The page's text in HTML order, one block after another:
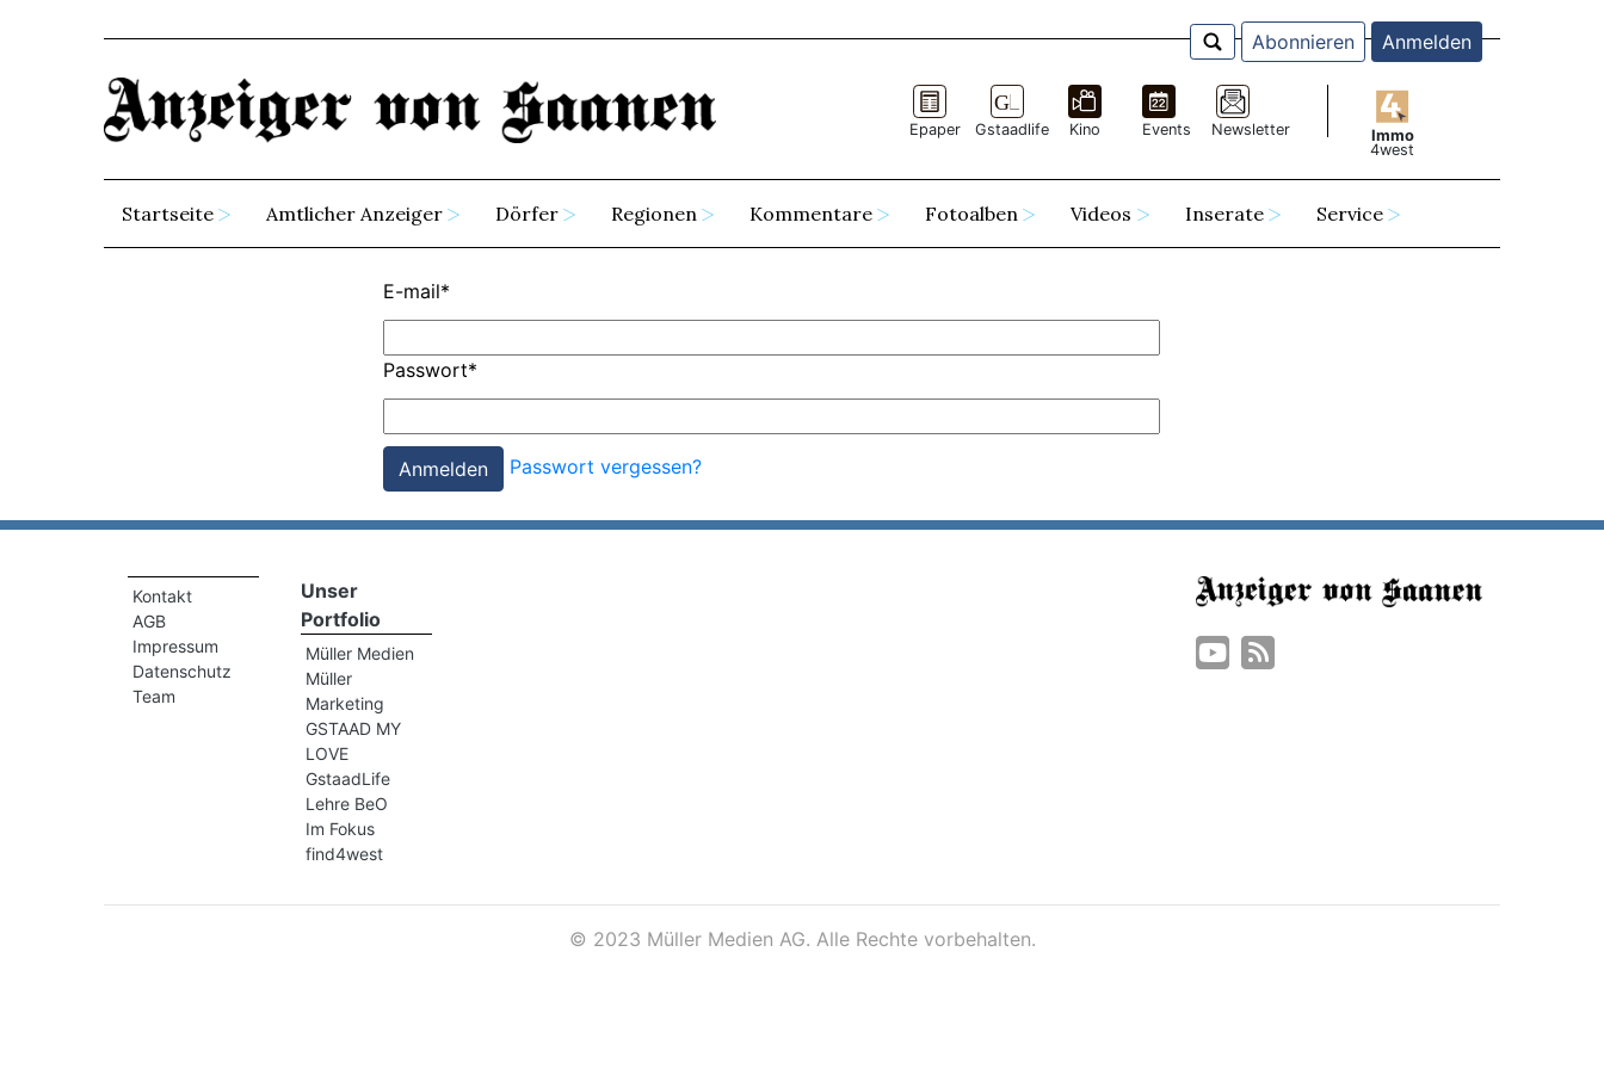
Abonnieren Anmelden
Epaper Gstaadlife Kino Events Newsletter
Immo
4west
Startseite Amtlicher Anzeiger Dörfer Regionen Kommentare Fotoalben Videos Inserate Service
E-mail*
Passwort*
Passwort vergessen?
Kontakt
AGB
Impressum
Datenschutz
Team
Unser
Portfolio
Müller Medien
Müller
Marketing
GSTAAD MY
LOVE
GstaadLife
Lehre BeO
Im Fokus
find4west
© 2023 Müller Medien AG. Alle Rechte vorbehalten.